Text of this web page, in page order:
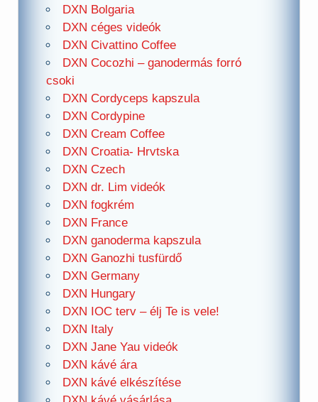
DXN Bolgaria
DXN céges videók
DXN Civattino Coffee
DXN Cocozhi – ganodermás forró
csoki
DXN Cordyceps kapszula
DXN Cordypine
DXN Cream Coffee
DXN Croatia- Hrvtska
DXN Czech
DXN dr. Lim videók
DXN fogkrém
DXN France
DXN ganoderma kapszula
DXN Ganozhi tusfürdő
DXN Germany
DXN Hungary
DXN IOC terv – élj Te is vele!
DXN Italy
DXN Jane Yau videók
DXN kávé ára
DXN kávé elkészítése